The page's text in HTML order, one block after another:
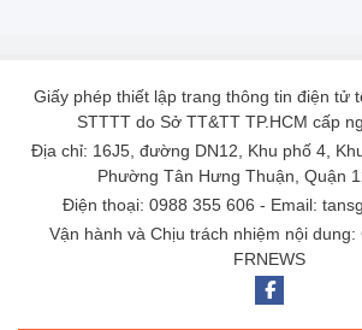
Giấy phép thiết lập trang thông tin điện tử
STTTT do Sở TT&TT TP.HCM cấp
Địa chỉ: 16J5, đường DN12, Khu phố 4,
Phường Tân Hưng Thuận, Quận
Điện thoại: 0988 355 606 - Email:
Vận hành và Chịu trách nhiệm nội dung:
FRNEWS